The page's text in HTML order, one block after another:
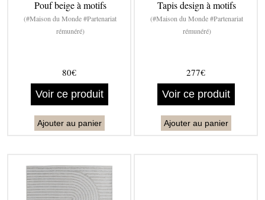
Pouf beige à motifs
(#Maison du Monde #Partenariat
rémunéré)
80€
Voir ce produit
Ajouter au panier
Tapis design à motifs
(#Maison du Monde #Partenariat
rémunéré)
277€
Voir ce produit
Ajouter au panier